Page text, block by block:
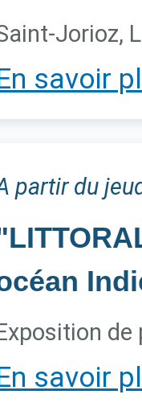
Jorioz,
savoir
partir du
de
savoir